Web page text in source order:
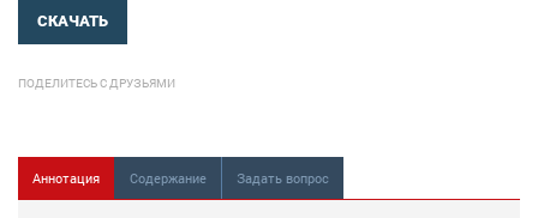
СКАЧАТЬ
ПОДЕЛИТЕСЬ С ДРУЗЬЯМИ
Аннотация Содержание Задать вопрос